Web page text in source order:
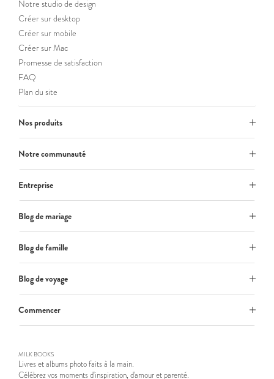
Notre studio de design
Créer sur desktop
Créer sur mobile
Créer sur Mac
Promesse de satisfaction
FAQ
Plan du site
Nos produits
Notre communauté
Entreprise
Blog de mariage
Blog de famille
Blog de voyage
Commencer
MILK BOOKS
Livres et albums photo faits à la main.
Célébrez vos moments d'inspiration, d'amour et parenté.